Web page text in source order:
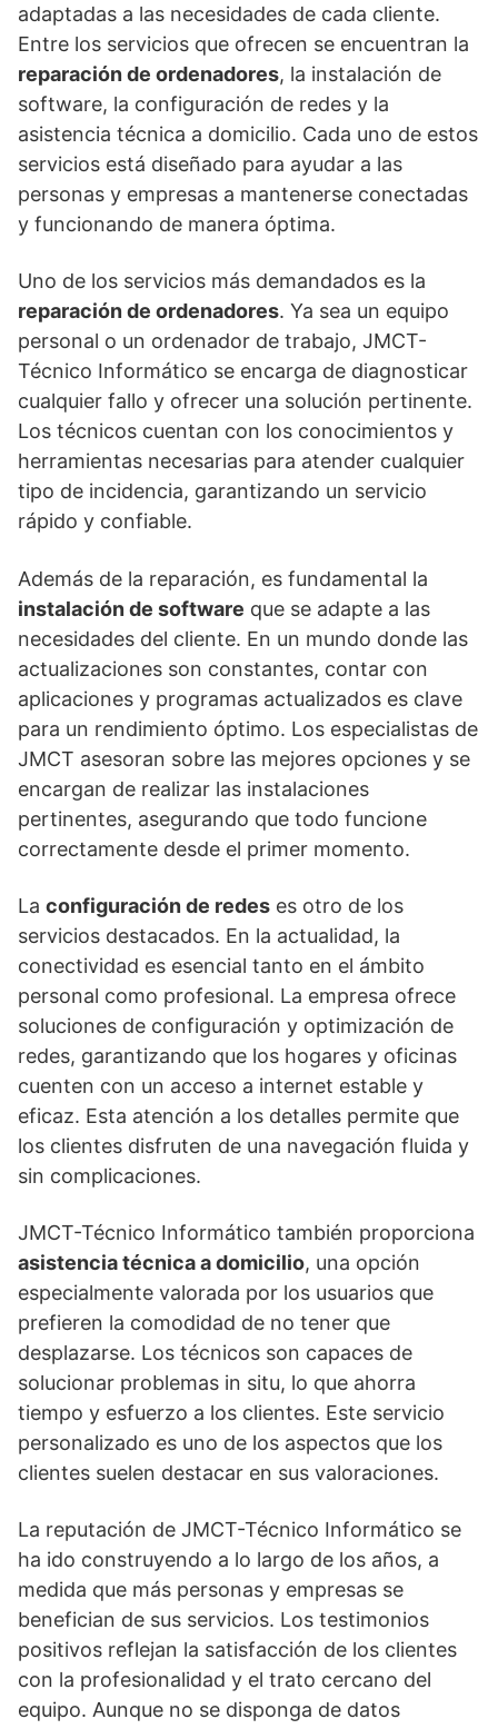
adaptadas a las necesidades de cada cliente.
Entre los servicios que ofrecen se encuentran la
reparación de ordenadores, la instalación de
software, la configuración de redes y la
asistencia técnica a domicilio. Cada uno de estos
servicios está diseñado para ayudar a las
personas y empresas a mantenerse conectadas
y funcionando de manera óptima.
Uno de los servicios más demandados es la
reparación de ordenadores. Ya sea un equipo
personal o un ordenador de trabajo, JMCT-
Técnico Informático se encarga de diagnosticar
cualquier fallo y ofrecer una solución pertinente.
Los técnicos cuentan con los conocimientos y
herramientas necesarias para atender cualquier
tipo de incidencia, garantizando un servicio
rápido y confiable.
Además de la reparación, es fundamental la
instalación de software que se adapte a las
necesidades del cliente. En un mundo donde las
actualizaciones son constantes, contar con
aplicaciones y programas actualizados es clave
para un rendimiento óptimo. Los especialistas de
JMCT asesoran sobre las mejores opciones y se
encargan de realizar las instalaciones
pertinentes, asegurando que todo funcione
correctamente desde el primer momento.
La configuración de redes es otro de los
servicios destacados. En la actualidad, la
conectividad es esencial tanto en el ámbito
personal como profesional. La empresa ofrece
soluciones de configuración y optimización de
redes, garantizando que los hogares y oficinas
cuenten con un acceso a internet estable y
eficaz. Esta atención a los detalles permite que
los clientes disfruten de una navegación fluida y
sin complicaciones.
JMCT-Técnico Informático también proporciona
asistencia técnica a domicilio, una opción
especialmente valorada por los usuarios que
prefieren la comodidad de no tener que
desplazarse. Los técnicos son capaces de
solucionar problemas in situ, lo que ahorra
tiempo y esfuerzo a los clientes. Este servicio
personalizado es uno de los aspectos que los
clientes suelen destacar en sus valoraciones.
La reputación de JMCT-Técnico Informático se
ha ido construyendo a lo largo de los años, a
medida que más personas y empresas se
benefician de sus servicios. Los testimonios
positivos reflejan la satisfacción de los clientes
con la profesionalidad y el trato cercano del
equipo. Aunque no se disponga de datos